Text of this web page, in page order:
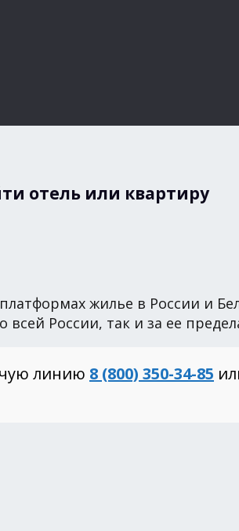
отель или квартиру
жилье в России и
России, так и за ее
линию 8 (800) 350-34-85